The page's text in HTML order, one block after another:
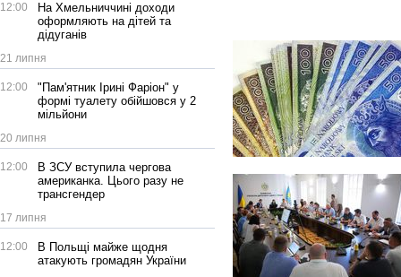
12:00
На Хмельниччині доходи
оформляють на дітей та
дідуганів
21 липня
12:00
"Пам'ятник Ірині Фаріон" у
формі туалету обійшовся у 2
мільйони
20 липня
12:00
В ЗСУ вступила чергова
американка. Цього разу не
трансгендер
17 липня
12:00
В Польщі майже щодня
атакують громадян України